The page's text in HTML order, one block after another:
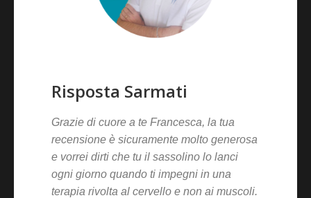
Risposta Sarmati
Grazie di cuore a te Francesca, la tua
recensione è sicuramente molto generosa
e vorrei dirti che tu il sassolino lo lanci
ogni giorno quando ti impegni in una
terapia rivolta al cervello e non ai muscoli.